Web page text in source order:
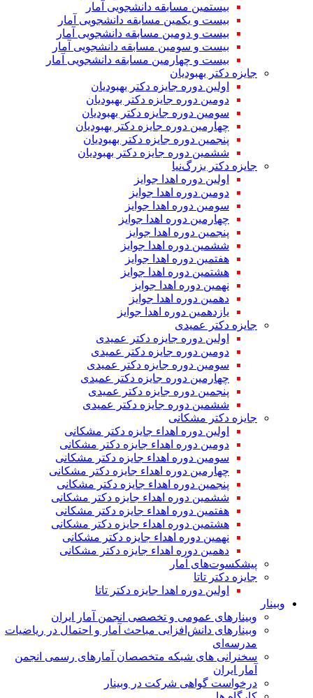
بیستمین مسابقه دانشجویی آمار
بیست و یکمین مسابقه دانشجویی آمار
بیست و دومین مسابقه دانشجویی آمار
بیست و سومین مسابقه دانشجویی آمار
بیست و چهارمین مسابقه دانشجویی آمار
جایزه دکتر بهبودیان
اولین دوره جایزه دکتر بهبودیان
دومین دوره جایزه دکتر بهبودیان
سومین دوره جایزه دکتر بهبودیان
چهارمین دوره جایزه دکتر بهبودیان
پنجمین دوره جایزه دکتر بهبودیان
ششمین دوره جایزه دکتر بهبودیان
جایزه دکتر بزرگ‌نیا
اولین دوره اهدا جوایز
دومین دوره اهدا جوایز
سومین دوره اهدا جوایز
چهارمین دوره اهدا جوایز
پنجمین دوره اهدا جوایز
ششمین دوره اهدا جوایز
هفتمین دوره اهدا جوایز
هشتمین دوره اهدا جوایز
نهمین دوره اهدا جوایز
دهمین دوره اهدا جوایز
یازدهمین دوره اهدا جوایز
جایزه دکتر عمیدی
اولین دوره جایزه دکتر عمیدی
دومین دوره جایزه دکتر عمیدی
سومین دوره جایزه دکتر عمیدی
چهارمین دوره جایزه دکتر عمیدی
پنجمین دوره جایزه دکتر عمیدی
ششمین دوره جایزه دکتر عمیدی
جایزه دکتر مشکانی
اولین دوره اهداء جایزه دکتر مشکانی
دومین دوره اهداء جایزه دکتر مشکانی
سومین دوره اهداء جایزه دکتر مشکانی
چهارمین دوره اهداء جایزه دکتر مشکانی
پنجمین دوره اهداء جایزه دکتر مشکانی
ششمین دوره اهداء جایزه دکتر مشکانی
هفتمین دوره اهداء جایزه دکتر مشکانی
هشتمین دوره اهداء جایزه دکتر مشکانی
نهمین دوره اهداء جایزه دکتر مشکانی
دهمین دوره اهداء جایزه دکتر مشکانی
پیشکسوت‌های آمار
جایزه دکتر تاتا
اولین دوره اهدا جایزه دکتر تاتا
وبینار
وبینارهای عمومی و تخصصی انجمن آمار ایران
وبینارهای دانش‌افزایی مباحث آمار و احتمال در ریاضیات
مدرسه‌ای
سخنرانی های شبکه متخصصان آمارهای رسمی انجمن
آمار ایران
درخواست گواهی شرکت در وبینار